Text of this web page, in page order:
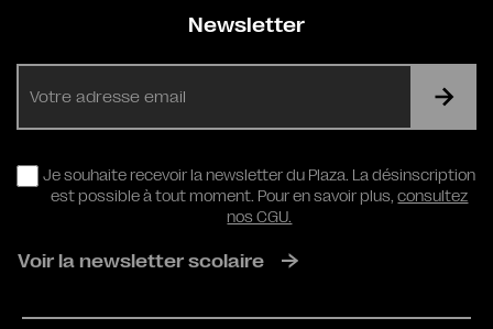
Newsletter
RGPD
Je souhaite recevoir la newsletter du Plaza. La désinscription
est possible à tout moment. Pour en savoir plus,consultez
nos CGU.
Voir la newsletter scolaire